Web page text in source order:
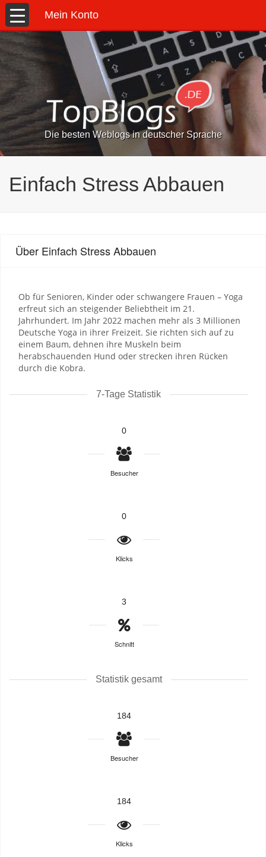
Mein Konto
Die besten Weblogs in deutscher Sprache
Einfach Stress Abbauen
Über Einfach Stress Abbauen
Ob für Senioren, Kinder oder schwangere Frauen – Yoga
erfreut sich an steigender Beliebtheit im 21.
Jahrhundert. Im Jahr 2022 machen mehr als 3 Millionen
Deutsche Yoga in ihrer Freizeit. Sie richten sich auf zu
einem Baum, dehnen ihre Muskeln beim
herabschauenden Hund oder strecken ihren Rücken
durch die Kobra.
7-Tage Statistik
0
Besucher
0
Klicks
3
Schnitt
Statistik gesamt
184
Besucher
184
Klicks